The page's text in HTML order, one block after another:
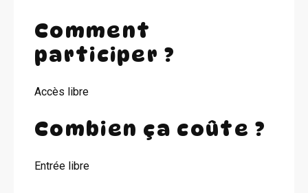
Comment
participer ?
Accès libre
Combien ça coûte ?
Entrée libre